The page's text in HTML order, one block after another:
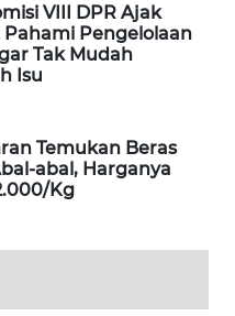
VIII DPR Ajak
Pengelolaan
Tak Mudah
Isu
Temukan Beras
abal, Harganya
Kg